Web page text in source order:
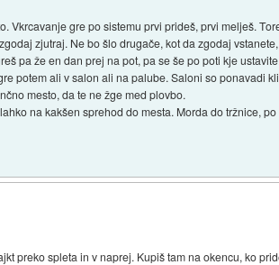
Vkrcavanje gre po sistemu prvi prideš, prvi melješ.
zjutraj. Ne bo šlo drugače, kot da zgodaj
pa že en dan prej na pot, pa se še po poti kje
potem ali v salon ali na palube. Saloni so ponavadi
mesto, da te ne žge med plovbo.
na kakšen sprehod do mesta. Morda do tržnice,
preko spleta in v naprej. Kupiš tam na okencu, ko